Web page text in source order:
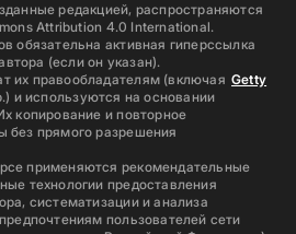
редакцией, распространяются
Attribution 4.0 International.
обязательна активная гиперссылка
(если он указан).
их правообладателям (включая Getty
и используются на основании
копирование и повторное
без прямого разрешения
применяются рекомендательные
технологии предоставления
систематизации и анализа
пользователей сети